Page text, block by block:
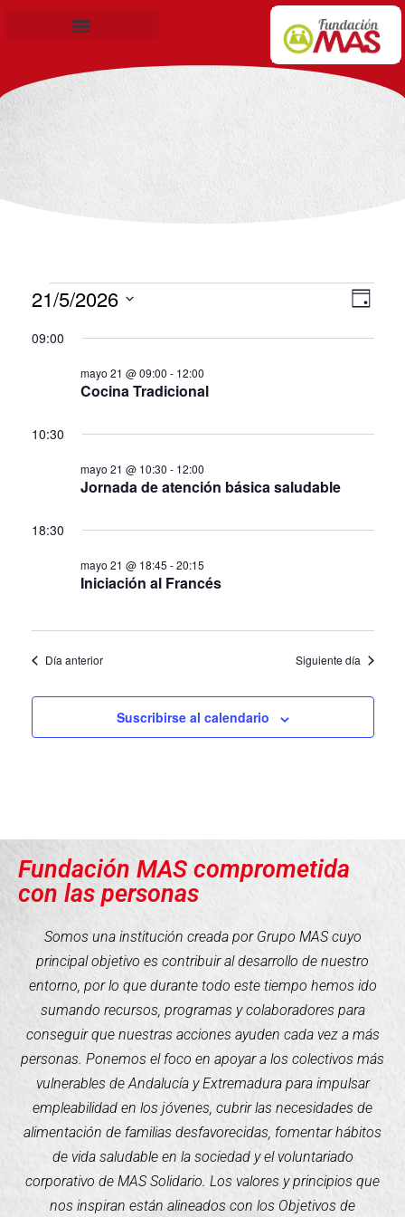
de
de
Día
21/5/2026
09:00
Cocina Tradicional
mayo 21 @ 09:00 - 12:00
10:30
Jornada de atención básica saludable
mayo 21 @ 10:30 - 12:00
18:30
Iniciación al Francés
mayo 21 @ 18:45 -20:15
Día anterior Siguiente día
Suscribirse al calendario
Fundación MAS comprometida
con las personas
Somos una institución creada por Grupo MAS cuyo
principal objetivo es contribuir al desarrollo de nuestro
entorno, por lo que durante todo este tiempo hemos ido
sumando recursos, programas y colaboradores para
conseguir que nuestras acciones ayuden cada vez a más
personas. Ponemos el foco en apoyar a los colectivos más
vulnerables de Andalucía y Extremadura para impulsar
empleabilidad en los jóvenes, cubrir las necesidades de
alimentación de familias desfavorecidas, fomentar hábitos
de vida saludable en la sociedad y el voluntariado
corporativo de MAS Solidario. Los valores y principios que
nos inspiran están alineados con los Objetivos de